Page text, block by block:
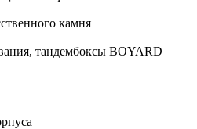
камня
тандембоксы BOYARD